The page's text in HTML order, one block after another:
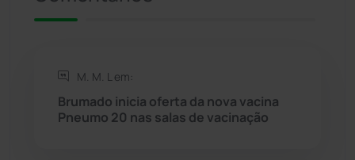
Riacho de Santana
Rio de Contas
Rio do Antônio
M. M. L em:
Brumado inicia oferta da nova vacina
Pneumo 20 nas salas de vacinação